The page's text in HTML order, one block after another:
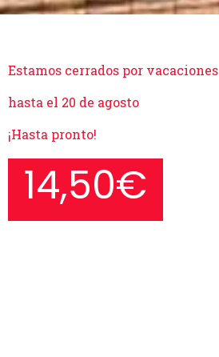
Estamos cerrados por vacaciones
hasta el 20 de agosto
¡Hasta pronto!
14,50€